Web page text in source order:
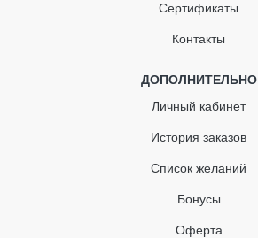
Сертификаты
Контакты
ДОПОЛНИТЕЛЬНО
Личный кабинет
История заказов
Список желаний
Бонусы
Оферта